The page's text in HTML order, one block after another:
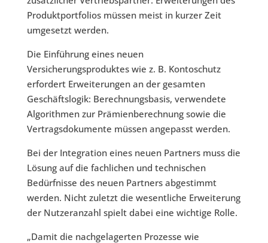
Produktportfolios müssen meist in kurzer Zeit
umgesetzt werden.
Die Einführung eines neuen
Versicherungsproduktes wie z. B. Kontoschutz
erfordert Erweiterungen an der gesamten
Geschäftslogik: Berechnungsbasis, verwendete
Algorithmen zur Prämienberechnung sowie die
Vertragsdokumente müssen angepasst werden.
Bei der Integration eines neuen Partners muss die
Lösung auf die fachlichen und technischen
Bedürfnisse des neuen Partners abgestimmt
werden. Nicht zuletzt die wesentliche Erweiterung
der Nutzeranzahl spielt dabei eine wichtige Rolle.
„Damit die nachgelagerten Prozesse wie